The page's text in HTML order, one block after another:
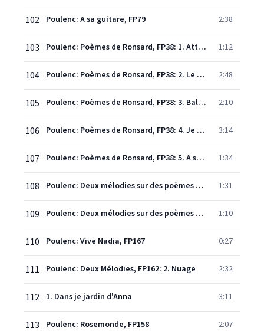
102 Poulenc: A sa guitare, FP79 2:38
103 Poulenc: Poèmes de Ronsard, FP38: 1. Attributs 1:12
104 Poulenc: Poèmes de Ronsard, FP38: 2. Le tombeau 2:48
105 Poulenc: Poèmes de Ronsard, FP38: 3. Ballet 2:10
106 Poulenc: Poèmes de Ronsard, FP38: 4. Je n'ai plus les os... 3:14
107 Poulenc: Poèmes de Ronsard, FP38: 5. A son page 1:34
108 Poulenc: Deux mélodies sur des poèmes de Guillaume Apollinaire: 1. Le Pont 1:31
109 Poulenc: Deux mélodies sur des poèmes de Guillaume Apollinaire: 2. Un poème 1:10
110 Poulenc: Vive Nadia, FP167 0:27
111 Poulenc: Deux Mélodies, FP162: 2. Nuage 2:32
112 1. Dans je jardin d'Anna 3:11
113 Poulenc: Rosemonde, FP158 2:07